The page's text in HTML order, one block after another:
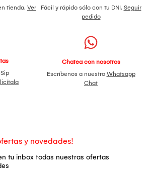
tienda. Ver
Fácil y rápido sólo con tu DNI. Seguir
pedido
Chatea con nosotros
Escríbenos a nuestro Whatsapp
Chat
y novedades!
tu inbox todas nuestras ofertas